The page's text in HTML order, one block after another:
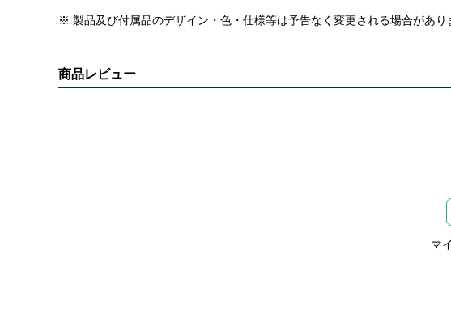
※ 製品及び付属品のデザイン・色・仕様等は予告なく変更される場合があり
商品レビュー
マ